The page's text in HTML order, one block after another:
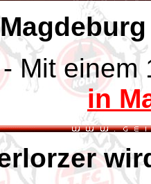
Mit einem
in